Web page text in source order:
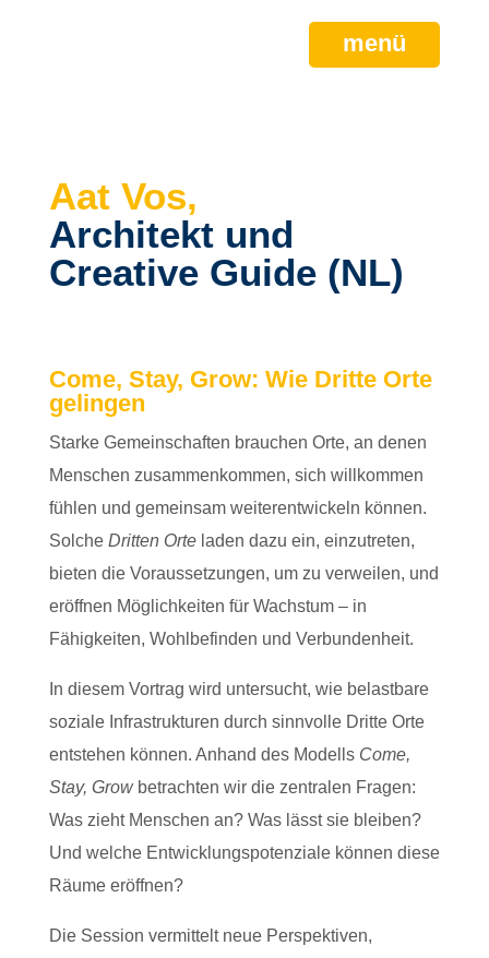
menü
Aat Vos,
Architekt und
Creative Guide (NL)
Come, Stay, Grow: Wie Dritte Orte
gelingen
Starke Gemeinschaften brauchen Orte, an denen
Menschen zusammenkommen, sich willkommen
fühlen und gemeinsam weiterentwickeln können.
Solche Dritten Orteladen dazu ein, einzutreten,
bieten die Voraussetzungen, um zu verweilen, und
eröffnen Möglichkeiten für Wachstum – in
Fähigkeiten, Wohlbefinden und Verbundenheit.
In diesem Vortrag wird untersucht, wie belastbare
soziale Infrastrukturen durch sinnvolle Dritte Orte
entstehen können. Anhand des Modells Come,
Stay, Growbetrachten wir die zentralen Fragen:
Was zieht Menschen an? Was lässt sie bleiben?
Und welche Entwicklungspotenziale können diese
Räume eröffnen?
Die Session vermittelt neue Perspektiven,